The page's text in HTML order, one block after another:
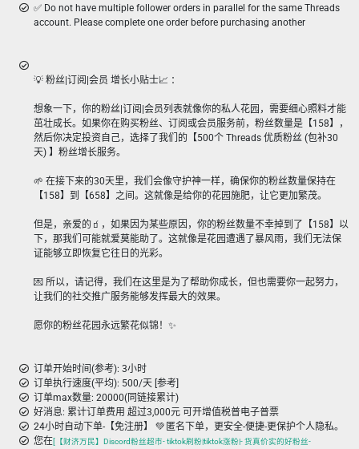
✅ Do not have multiple follower orders in parallel for the same Threads
account. Please complete one order before purchasing another
💡 粉丝|订阅|会员 增长小贴士📈 ：
想象一下，你的粉丝|订阅|会员列表就像你的私人花园，需要细心照料才能
茁壮成长。如果你在购买粉丝、订阅或会员服务前，粉丝数量是【158】，
然后你决定投资自己，选择了我们的【500个 Threads 优质粉丝 (包补30
天) 】粉丝增长服务。
🌱 在接下来的30天里，我们会像守护神一样，确保你的粉丝数量保持在
【158】到【658】之间。这就像是给你的花园施肥，让它更加繁茂。
但是，亲爱的🧃，如果因为某些原因，你的粉丝数量不幸掉到了【158】以
下，那我们可能就爱莫能助了。这就像是花园遭遇了暴风雨，我们无法保
证能够立即恢复它往日的光彩。
💌 所以，请记得，我们在这里是为了帮助你成长，但也需要你一起努力，
让我们的社交推广服务能够发挥最大的效果。
愿你的粉丝花园永远繁花似锦！✨
订单开始时间(参考): 3小时
订单执行速度(平均): 500/天 [参考]
订单max数量: 20000(同链接累计)
好消息: 累计订单费用 超过3,000元 可开增值税普电子普票
24小时自动下单-【免注册】 💚 匿名下单，更安全-便捷-更保护个人隐私。
您在[【财济万民】Discord粉丝超市- tiktok刷粉|tiktok涨粉|- 货真价实的好粉丝-